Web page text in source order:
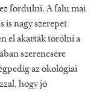
fordulni. A falu mai
is nagy szerepet
el akarták törölni a
szerencsére
az ökológiai
hogy jó